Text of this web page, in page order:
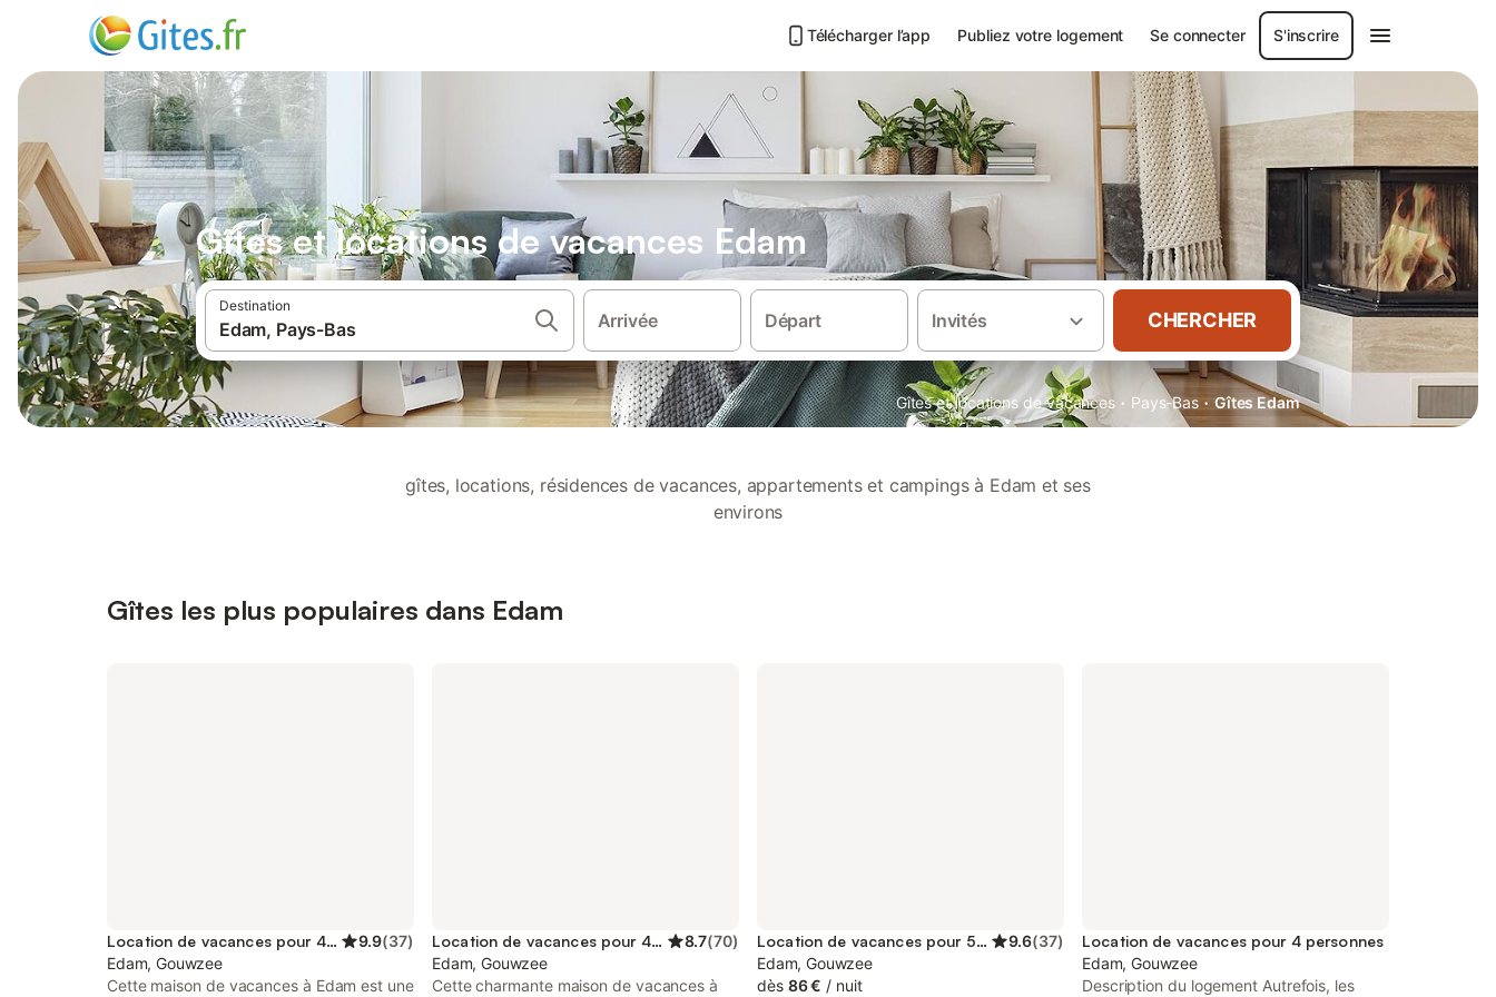
Télécharger l’app Publiez votre logement Se connecter S'inscrire
Gîtes et locations de vacances Edam
Destination
Arrivée Départ Invités CHERCHER
Gîtes et locations de vacances · Pays-Bas · Gîtes Edam
gîtes, locations, résidences de vacances, appartements et campings à Edam et ses
environs
Gîtes les plus populaires dans Edam
Location de vacances pour 4 personnes 9.9(37)
Edam, Gouwzee
Cette maison de vacances à Edam est une
Location de vacances pour 4 personnes 8.7(70)
Edam, Gouwzee
Cette charmante maison de vacances à
Location de vacances pour 5 personnes 9.6(37)
Edam, Gouwzee
dès 86 € / nuit
Location de vacances pour 4 personnes
Edam, Gouwzee
Description du logement Autrefois, les